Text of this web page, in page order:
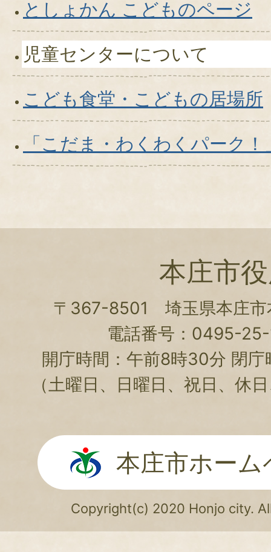
としょかん こどものページ
児童センターについて
こども食堂・こどもの居場所
「こだま・わくわくパーク
本庄市
〒367-8501 埼玉県本庄市
電話番号：0495-25-
開庁時間：午前8時30分 閉
（土曜日、日曜日、祝日、休
本庄市ホー
Copyright(c) 2020 Honjo city.